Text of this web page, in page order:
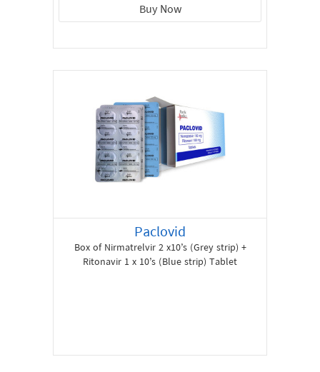
Buy Now
Paclovid
Box of Nirmatrelvir 2 x10’s (Grey strip) +
Ritonavir 1 x 10’s (Blue strip) Tablet